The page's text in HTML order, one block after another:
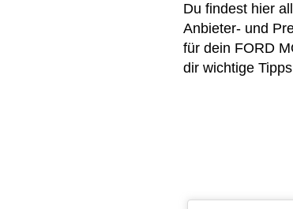
Du findest hier
Anbieter- und
für dein FORD
dir wichtige